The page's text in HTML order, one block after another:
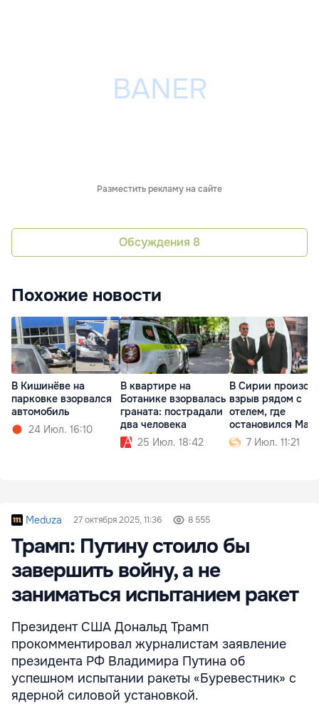
Разместить рекламу на сайте
Обсуждения 8
Похожие новости
В Кишинёве на
парковке взорвался
автомобиль
24 Июл. 16:10
В квартире на
Ботанике взорвалась
граната: пострадали
два человека
25 Июл. 18:42
В Сирии
взрыв рядом с
отелем, где
остановился
7 Июл. 11:21
Meduza 27 октября 2025, 11:36 8 555
Трамп: Путину стоило бы
завершить войну, а не
заниматься испытанием ракет
Президент США Дональд Трамп
прокомментировал журналистам заявление
президента РФ Владимира Путина об
успешном испытании ракеты «Буревестник» с
ядерной силовой установкой.